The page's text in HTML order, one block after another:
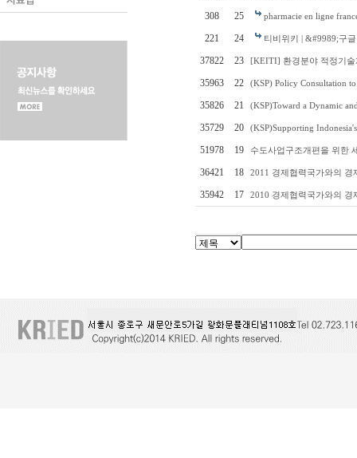
308 25 pharmacie en ligne
221 24 티비위키 | &#9989;구
37822 23 [KEITI] 환경분야 적정기
35963 22 (KSP) Policy Consultation
35826 21 (KSP)Toward a Dynamic
35729 20 (KSP)Supporting
51978 19 수도사업구조개편을 위한
36421 18 2011 경제협력국가와의
35942 17 2010 경제협력국가와의